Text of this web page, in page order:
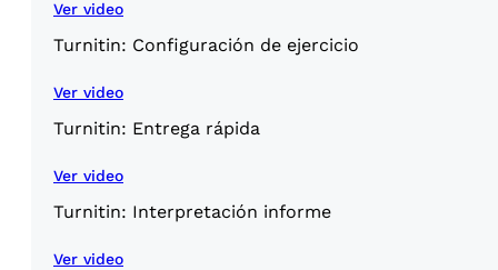
Ver video
Turnitin: Configuración de ejercicio
Ver video
Turnitin: Entrega rápida
Ver video
Turnitin: Interpretación informe
Ver video